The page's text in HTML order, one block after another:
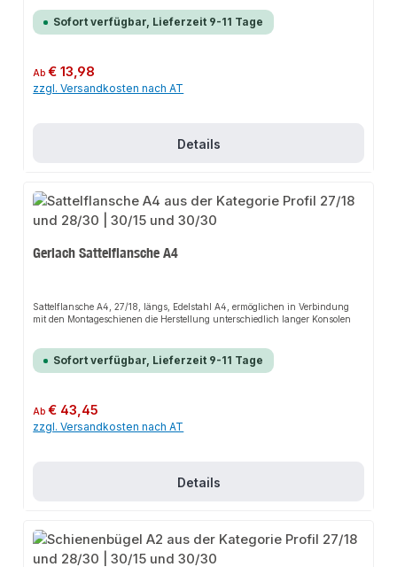
Sofort verfügbar, Lieferzeit 9-11 Tage
Regulärer Preis:
Ab€ 13,98
zzgl. Versandkosten nach AT
Details
Gerlach Sattelflansche A4
Sattelflansche A4, 27/18, längs, Edelstahl A4, ermöglichen in Verbindung
mit den Montageschienen die Herstellung unterschiedlich langer Konsolen
Sofort verfügbar, Lieferzeit 9-11 Tage
Regulärer Preis:
Ab€ 43,45
zzgl. Versandkosten nach AT
Details